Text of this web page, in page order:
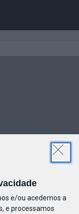
e/ou acedemos a
e processamos